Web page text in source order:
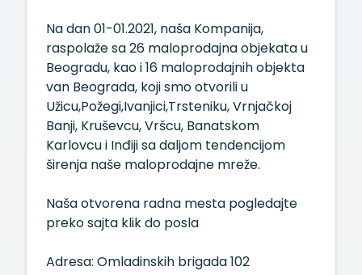
Na dan 01-01.2021, naša Kompanija,
raspolaže sa 26 maloprodajna objekata u
Beogradu, kao i 16 maloprodajnih objekta
van Beograda, koji smo otvorili u
Užicu,Požegi,Ivanjici,Trsteniku, Vrnjačkoj
Banji, Kruševcu, Vršcu, Banatskom
Karlovcu i Inđiji sa daljom tendencijom
širenja naše maloprodajne mreže.
Naša otvorena radna mesta pogledajte
preko sajta klik do posla
Adresa: Omladinskih brigada 102